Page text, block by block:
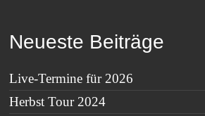
Neueste Beiträge
Live-Termine für 2026
Herbst Tour 2024